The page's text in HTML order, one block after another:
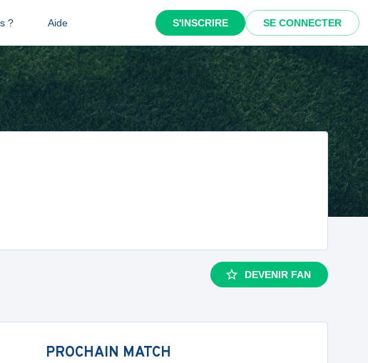
? Aide S'INSCRIRE SE CONNECTER
DEVENIR FAN
PROCHAIN MATCH